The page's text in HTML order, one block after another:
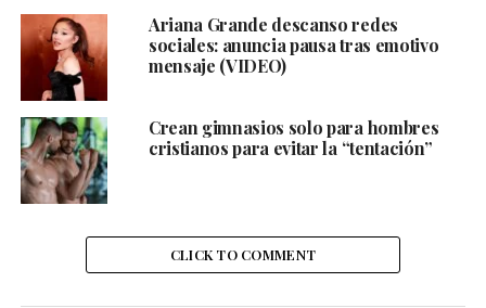
Ariana Grande descanso redes
sociales: anuncia pausa tras emotivo
mensaje (VIDEO)
Crean gimnasios solo para hombres
cristianos para evitar la “tentación”
CLICK TO COMMENT